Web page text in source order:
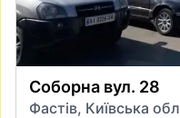
Соборна вул. 28
Фастів, Київська обл